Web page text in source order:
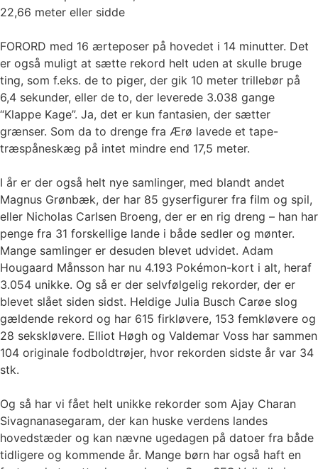
22,66 meter eller sidde
FORORD med 16 ærteposer på hovedet i 14 minutter. Det
er også muligt at sætte rekord helt uden at skulle bruge
ting, som f.eks. de to piger, der gik 10 meter trillebør på
6,4 sekunder, eller de to, der leverede 3.038 gange
“Klappe Kage”. Ja, det er kun fantasien, der sætter
grænser. Som da to drenge fra Ærø lavede et tape-
træspåneskæg på intet mindre end 17,5 meter.
I år er der også helt nye samlinger, med blandt andet
Magnus Grønbæk, der har 85 gyserfigurer fra film og spil,
eller Nicholas Carlsen Broeng, der er en rig dreng – han har
penge fra 31 forskellige lande i både sedler og mønter.
Mange samlinger er desuden blevet udvidet. Adam
Hougaard Månsson har nu 4.193 Pokémon-kort i alt, heraf
3.054 unikke. Og så er der selvfølgelig rekorder, der er
blevet slået siden sidst. Heldige Julia Busch Carøe slog
gældende rekord og har 615 firkløvere, 153 femkløvere og
28 sekskløvere. Elliot Høgh og Valdemar Voss har sammen
104 originale fodboldtrøjer, hvor rekorden sidste år var 34
stk.
Og så har vi fået helt unikke rekorder som Ajay Charan
Sivagnanasegaram, der kan huske verdens landes
hovedstæder og kan nævne ugedagen på datoer fra både
tidligere og kommende år. Mange børn har også haft en